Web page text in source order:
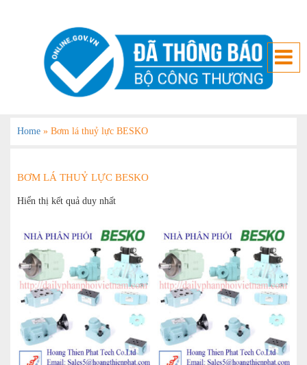
Home » Bơm lá thuỷ lực BESKO
BƠM LÁ THUỶ LỰC BESKO
Hiển thị kết quả duy nhất